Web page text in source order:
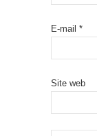
E-mail *
Site web